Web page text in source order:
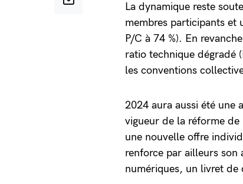
La dynamique reste
membres participants et
P/C à 74 %). En
ratio technique dégradé
les conventions
2024 aura aussi été une
vigueur de la réforme
une nouvelle offre
renforce par ailleurs son
numériques, un livret de